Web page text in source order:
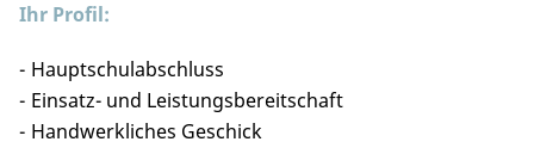
Ihr Profil:
Hauptschulabschluss
Einsatz- und Leistungsbereitschaft
Handwerkliches Geschick